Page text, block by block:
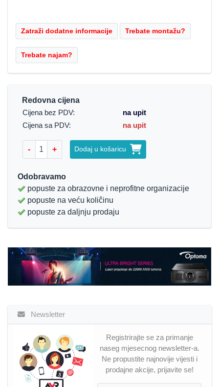
Redovna cijena
Cijena bez PDV:
na upit
Cijena sa PDV:
na upit
- + Dodaj u košaricu
Odobravamo
popuste za obrazovne i neprofitne organizacije
popuste na veću koliĉinu
popuste za daljnju prodaju
Newsletter
Registrirajte se za primanje
naseg mjesecnog newsletter-a.
Ne propustite najnovije vijesti i
prodajne akcije, prijavite se!